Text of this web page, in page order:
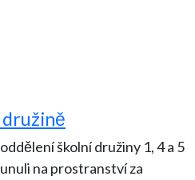
školní družiny 1, 4 a 5
na prostranství za